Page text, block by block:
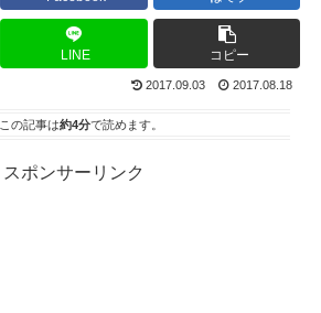
LINE コピー
2017.09.03 2017.08.18
この記事は約4分で読めます。
スポンサーリンク